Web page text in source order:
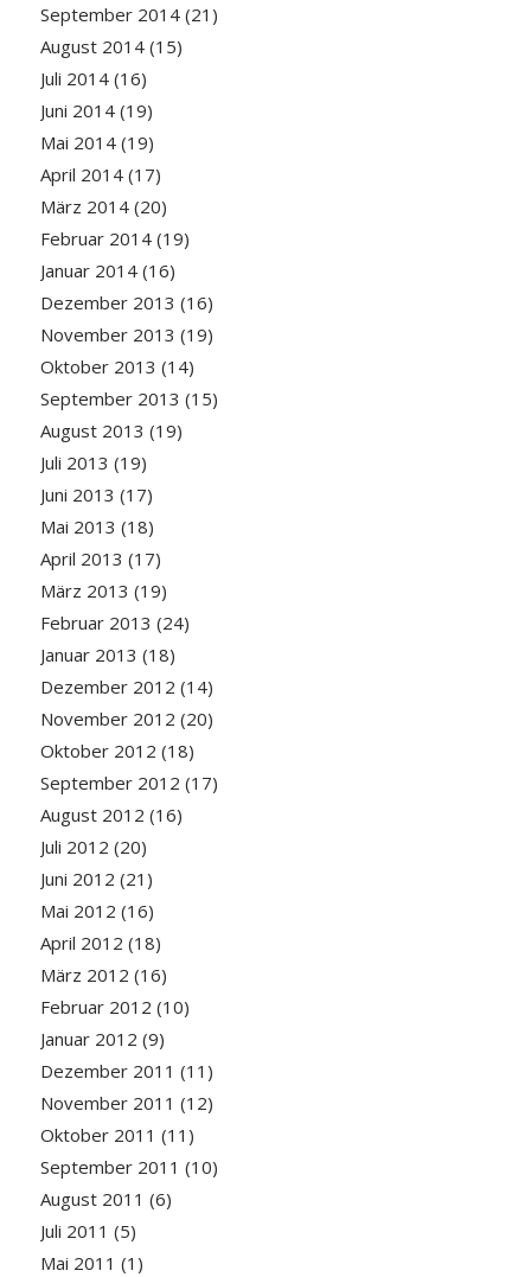
September 2014(21)
August 2014(15)
Juli 2014(16)
Juni 2014(19)
Mai 2014(19)
April 2014(17)
März 2014(20)
Februar 2014(19)
Januar 2014(16)
Dezember 2013 (16)
November 2013 (19)
Oktober 2013 (14)
September 2013 (15)
August 2013 (19)
Juli 2013 (19)
Juni 2013 (17)
Mai 2013 (18)
April 2013 (17)
März 2013 (19)
Februar 2013 (24)
Januar 2013 (18)
Dezember 2012 (14)
November 2012 (20)
Oktober 2012 (18)
September 2012 (17)
August 2012 (16)
Juli 2012 (20)
Juni 2012 (21)
Mai 2012 (16)
April 2012 (18)
März 2012 (16)
Februar 2012 (10)
Januar 2012 (9)
Dezember 2011 (11)
November 2011 (12)
Oktober 2011 (11)
September 2011 (10)
August 2011 (6)
Juli 2011 (5)
Mai 2011 (1)